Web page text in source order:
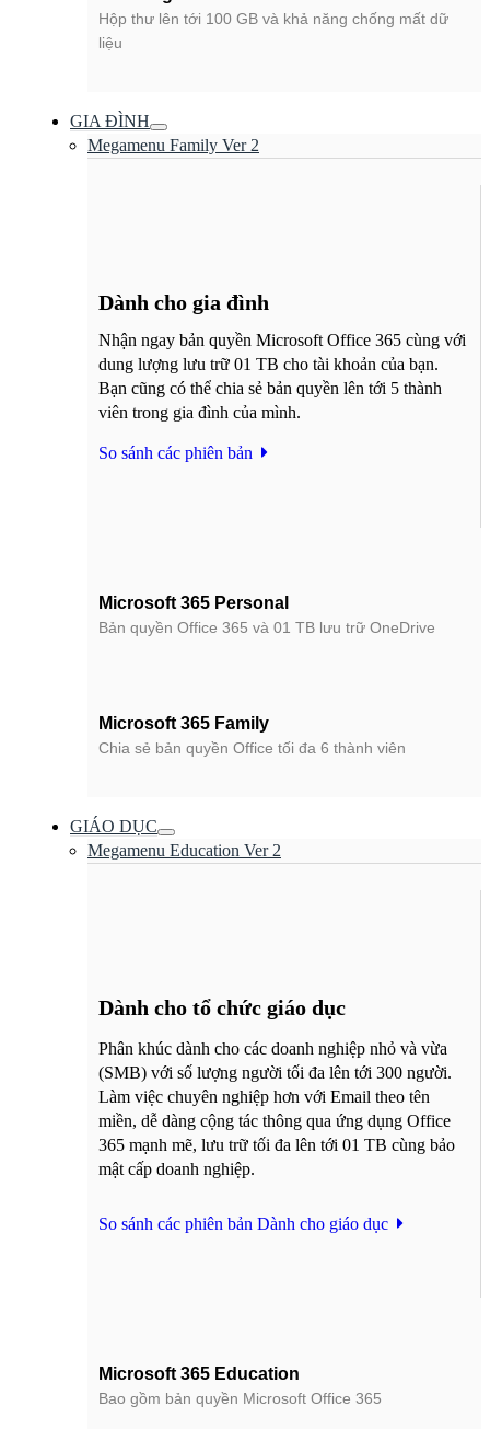
Hộp thư lên tới 100 GB và khả năng chống mất dữ
liệu
GIA ĐÌNH
Megamenu Family Ver 2
Dành cho gia đình​
Nhận ngay bản quyền Microsoft Office 365 cùng với
dung lượng lưu trữ 01 TB cho tài khoản của bạn.
Bạn cũng có thể chia sẻ bản quyền lên tới 5 thành
viên trong gia đình của mình.
So sánh các phiên bản
Microsoft 365 Personal
Bản quyền Office 365 và 01 TB lưu trữ OneDrive
Microsoft 365 Family
Chia sẻ bản quyền Office tối đa 6 thành viên
GIÁO DỤC
Megamenu Education Ver 2
Dành cho tổ chức giáo dục
Phân khúc dành cho các doanh nghiệp nhỏ và vừa
(SMB) với số lượng người tối đa lên tới 300 người.
Làm việc chuyên nghiệp hơn với Email theo tên
miền, dễ dàng cộng tác thông qua ứng dụng Office
365 mạnh mẽ, lưu trữ tối đa lên tới 01 TB cùng bảo
mật cấp doanh nghiệp.
So sánh các phiên bản Dành cho giáo dục
Microsoft 365 Education
Bao gồm bản quyền Microsoft Office 365